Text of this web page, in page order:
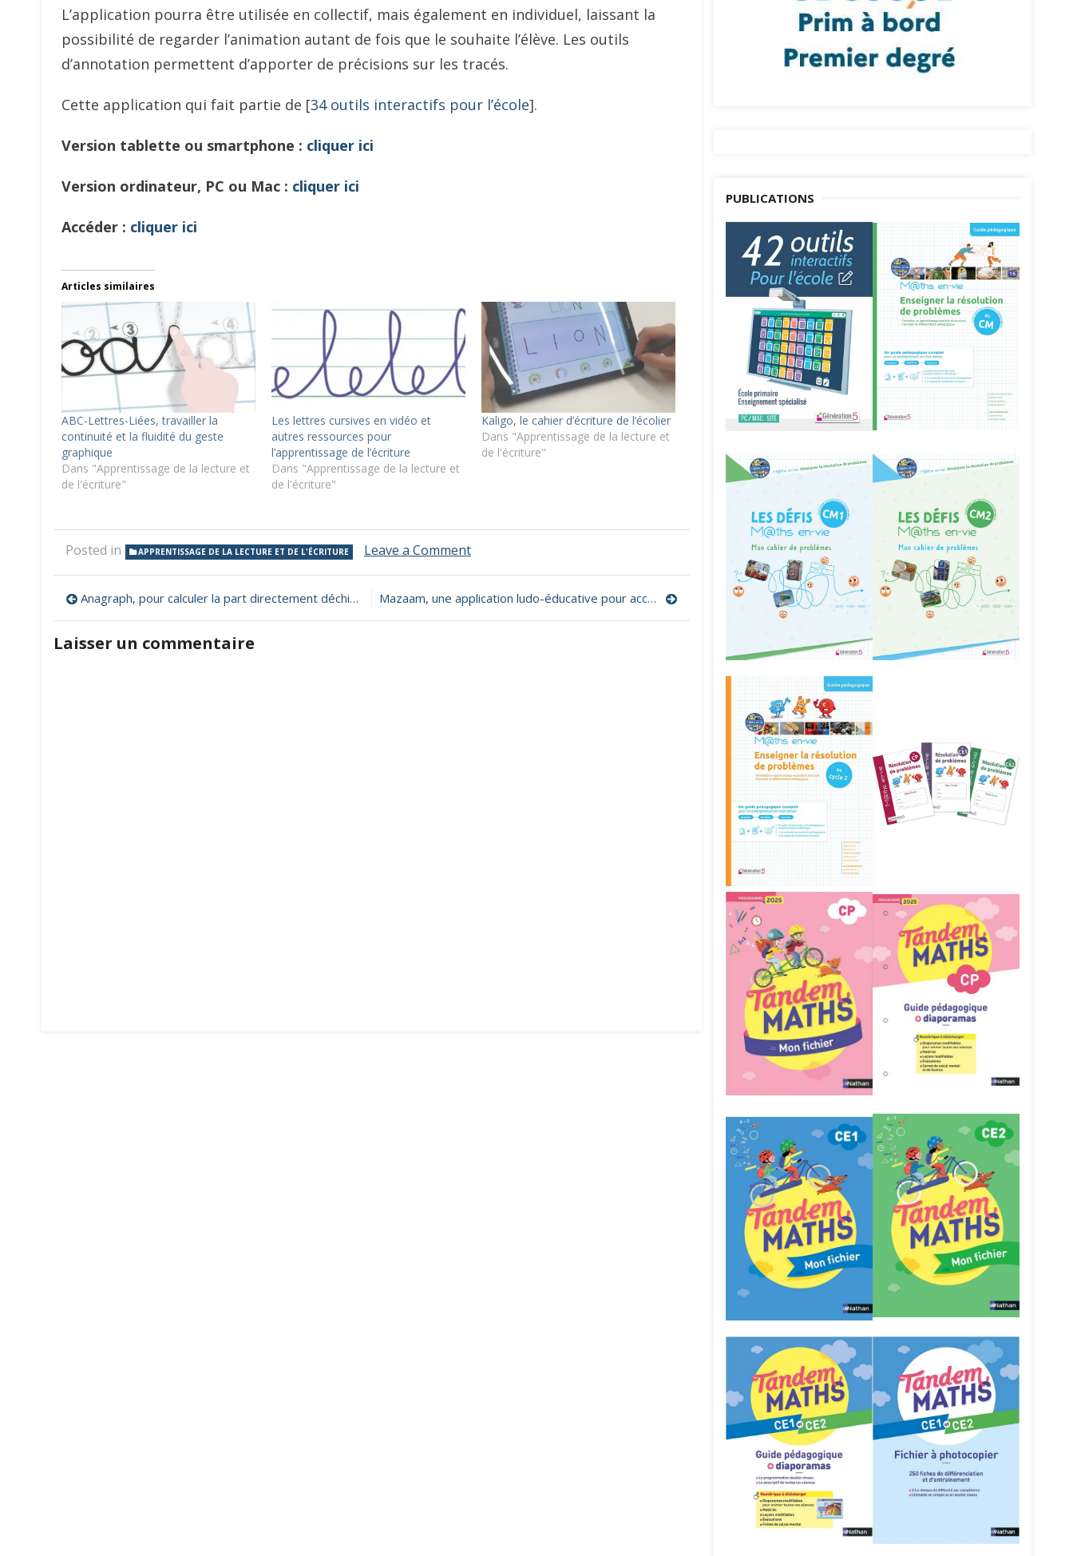
L’application pourra être utilisée en collectif, mais également en individuel, laissant la
possibilité de regarder l’animation autant de fois que le souhaite l’élève. Les outils
d’annotation permettent d’apporter de précisions sur les tracés.
Cette application qui fait partie de [34 outils interactifs pour l’école].
Version tablette ou smartphone : cliquer ici
Version ordinateur, PC ou Mac : cliquer ici
Accéder : cliquer ici
Articles similaires
ABC-Lettres-Liées, travailler la
continuité et la fluidité du geste
graphique
Dans "Apprentissage de la lecture et
de l'écriture"
Les lettres cursives en vidéo et
autres ressources pour
l’apprentissage de l’écriture
Dans "Apprentissage de la lecture et
de l'écriture"
Kaligo, le cahier d’écriture de l’écolier
Dans "Apprentissage de la lecture et
de l'écriture"
Posted in APPRENTISSAGE DE LA LECTURE ET DE L'ÉCRITURE Leave a Commenton
et
visualiser
Navigation
de
l’article
Anagraph, pour calculer la part directement déchiffrable des textes de lecture Mazaam, une application ludo-éducative pour accompagner le développement cognitif et social des enfants
Laisser un commentaire
PUBLICATIONS